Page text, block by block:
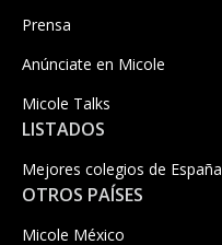
Prensa
Anúnciate en Micole
Micole Talks
LISTADOS
Mejores colegios de España
OTROS PAÍSES
Micole México